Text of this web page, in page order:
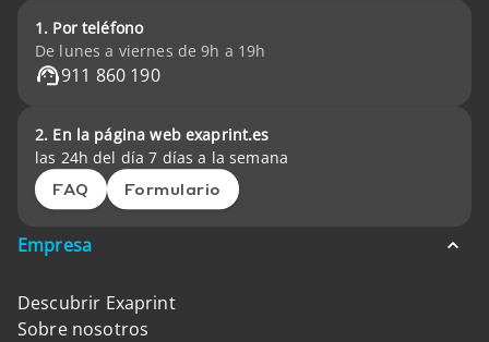
1. Por teléfono
De lunes a viernes de 9h a 19h
911 860 190
2. En la página web exaprint.es
las 24h del día 7 días a la semana
FAQ Formulario
Empresa
Descubrir Exaprint
Sobre nosotros